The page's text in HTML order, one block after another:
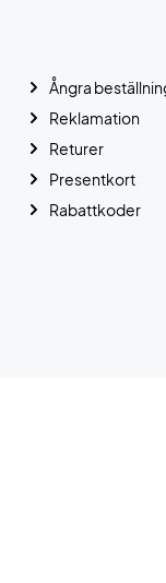
Ångra
Reklamation
Returer
Presentkort
Rabattkoder